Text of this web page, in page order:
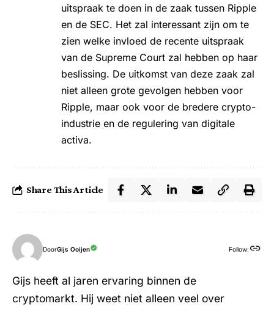
uitspraak te doen in de zaak tussen Ripple
en de SEC. Het zal interessant zijn om te
zien welke invloed de recente uitspraak
van de Supreme Court zal hebben op haar
beslissing. De uitkomst van deze zaak zal
niet alleen grote gevolgen hebben voor
Ripple, maar ook voor de bredere crypto-
industrie en de regulering van digitale
activa.
Share This Article
DoorGijs Ooijen Follow:
Gijs heeft al jaren ervaring binnen de
cryptomarkt. Hij weet niet alleen veel over